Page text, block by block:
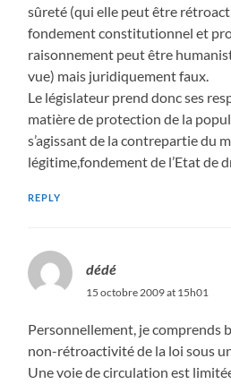
sûreté (qui elle peut être
fondement constitutionnel et
raisonnement peut être
vue) mais juridiquement faux.
Le législateur prend donc ses
matière de protection de la
s’agissant de la contrepartie du
légitime,fondement de l’Etat de
REPLY
dédé
15 octobre 2009 at 15h01
Personnellement, je comprends
non-rétroactivité de la loi sous
Une voie de circulation est